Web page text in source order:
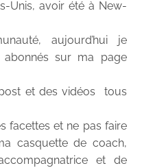
Unis, avoir été à New-
aujourd’hui je
sur ma page
et des vidéos tous
facettes et ne pas faire
casquette de coach,
et de